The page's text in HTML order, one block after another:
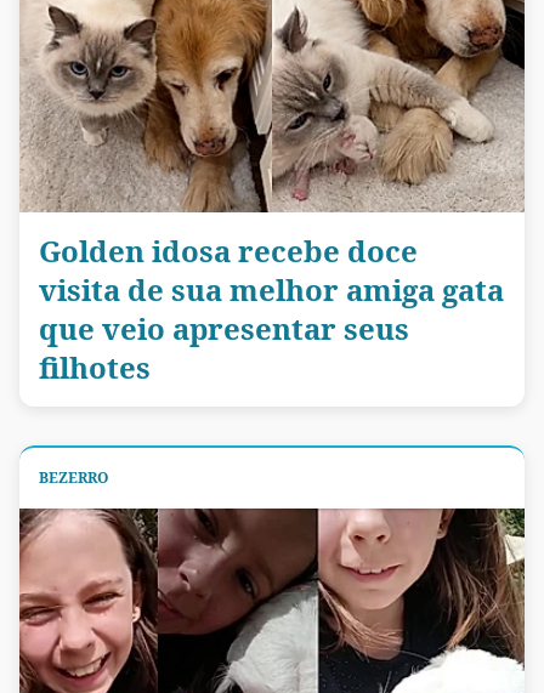
Golden idosa recebe doce
visita de sua melhor amiga gata
que veio apresentar seus
filhotes
BEZERRO